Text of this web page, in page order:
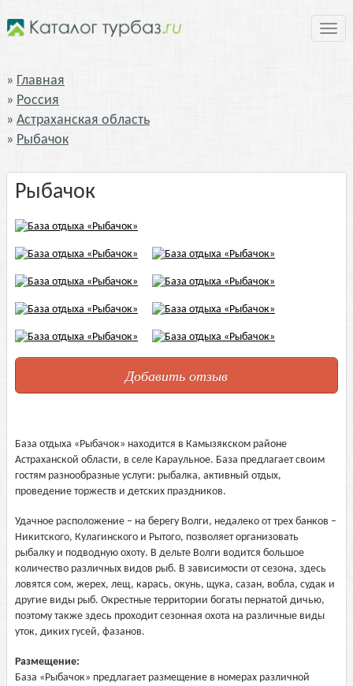
Главная
Россия
Астраханская область
Рыбачок
Рыбачок
Добавить отзыв
База отдыха «Рыбачок» находится в Камызякском районе
Астраханской области, в селе Караульное. База предлагает своим
гостям разнообразные услуги: рыбалка, активный отдых,
проведение торжеств и детских праздников.
Удачное расположение – на берегу Волги, недалеко от трех банков –
Никитского, Кулагинского и Рытого, позволяет организовать
рыбалку и подводную охоту. В дельте Волги водится большое
количество различных видов рыб. В зависимости от сезона, здесь
ловятся сом, жерех, лещ, карась, окунь, щука, сазан, вобла, судак и
другие виды рыб. Окрестные территории богаты пернатой дичью,
поэтому также здесь проходит сезонная охота на различные виды
уток, диких гусей, фазанов.
Размещение:
База «Рыбачок» предлагает размещение в номерах различной